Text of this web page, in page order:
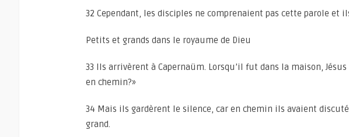
32 Cependant, les disciples ne comprenaient pas cette parole et
Petits et grands dans le royaume de Dieu
33 Ils arrivèrent à Capernaüm. Lorsqu’il fut dans la maison,
en chemin?»
34 Mais ils gardèrent le silence, car en chemin ils avaient
grand.